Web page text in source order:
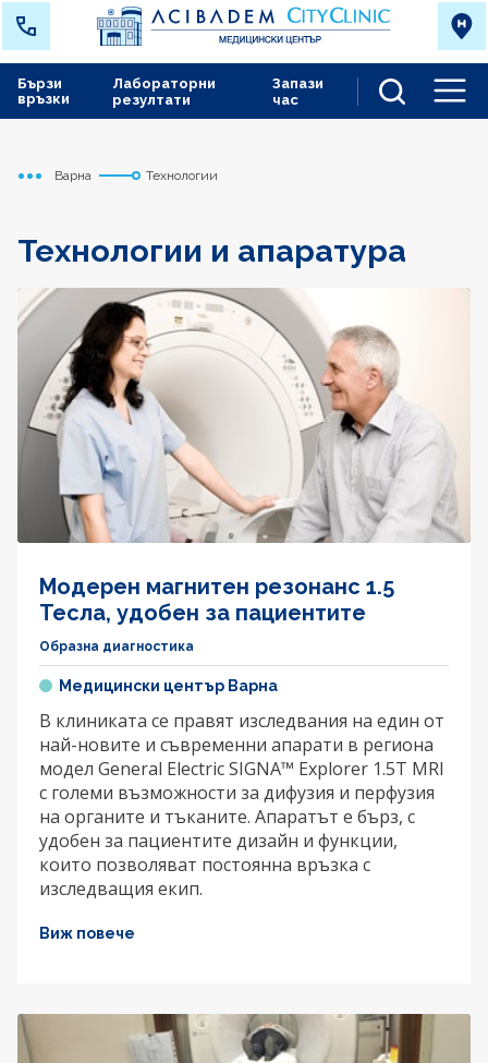
Лабораторни
резултати
Запази
час
Бързи
връзки
Начало
Варна Технологии
Технологии и апаратура
Модерен магнитен резонанс 1.5
Тесла, удобен за пациентите
Образна диагностика
Медицински център Варна
В клиниката се правят изследвания на един от
най-новите и съвременни апарати в региона
модел General Electric SIGNA™ Explorer 1.5T MRI
с големи възможности за дифузия и перфузия
на органите и тъканите. Апаратът е бърз, с
удобен за пациентите дизайн и функции,
които позволяват постоянна връзка с
изследващия екип.
Виж повече